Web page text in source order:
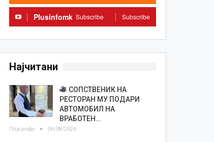
Plusinfomk Subscribe Subscribe
Најчитани
СОПСТВЕНИК НА
РЕСТОРАН МУ ПОДАРИ
АВТОМОБИЛ НА
ВРАБОТЕН…
Плусинфо 06/08/2026